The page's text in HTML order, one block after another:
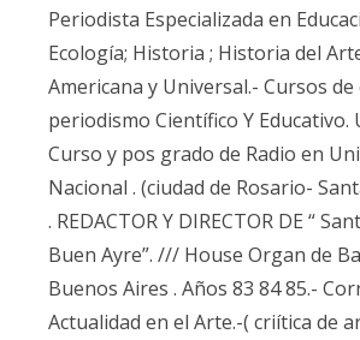
Periodista Especializada en
Ecología; Historia ; Historia del
Americana y Universal.- Cursos
periodismo Científico Y Educativo.
Curso y pos grado de Radio en
Nacional . (ciudad de Rosario-
. REDACTOR Y DIRECTOR DE “
Buen Ayre”. /// House Organ de
Buenos Aires . Años 83 84 85.-
Actualidad en el Arte.-( criítica de